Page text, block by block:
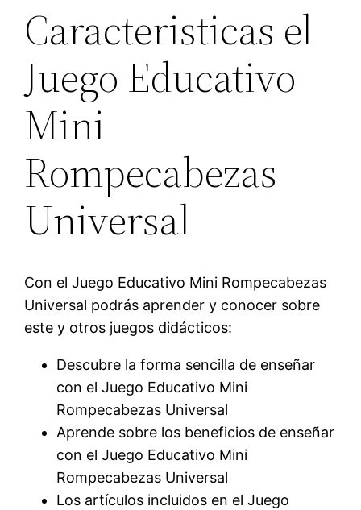
Caracteristicas el
Juego Educativo
Mini
Rompecabezas
Universal
Con el Juego Educativo Mini Rompecabezas
Universal podrás aprender y conocer sobre
este y otros juegos didácticos:
Descubre la forma sencilla de enseñar
con el Juego Educativo Mini
Rompecabezas Universal
Aprende sobre los beneficios de enseñar
con el Juego Educativo Mini
Rompecabezas Universal
Los artículos incluidos en el Juego